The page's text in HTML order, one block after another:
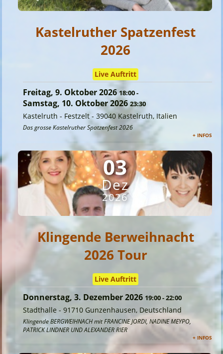
Kastelruther Spatzenfest
2026
Live Auftritt
Freitag, 9. Oktober 2026 18:00-
Samstag, 10. Oktober 2026 23:30
Kastelruth - Festzelt-39040 Kastelruth, Italien
Das grosse Kastelruther Spatzenfest 2026
+ INFOS
03
Dez
2026
Klingende Berweihnacht
2026 Tour
Live Auftritt
Donnerstag, 3. Dezember 2026 19:00-22:00
Stadthalle-91710 Gunzenhausen, Deutschland
Klingende BERGWEIHNACH mit FRANCINE JORDI, NADINE MEYPO,
PATRICK LINDNER UND ALEXANDER RIER
+ INFOS